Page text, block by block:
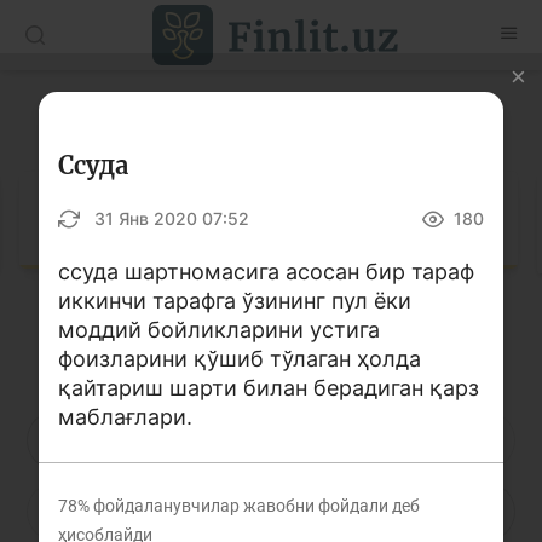
Рус
Мақолалар
Ўқув қўлланмалар
Молиявий саводхонлик бўйича китоблар
Видео
Лойиҳалар
Фотогалерея
Луғат
Кирилл алифбоси Лотин алифбоси
Ё Ж З И Й К
Ссуда
31 Янв 2020 07:52 180
ссуда шартномасига асосан бир тараф
иккинчи тарафга ўзининг пул ёки
моддий бойликларини устига
фоизларини қўшиб тўлаган ҳолда
қайтариш шарти билан берадиган қарз
маблағлари.
78%фойдаланувчилар жавобни фойдали деб
ҳисоблайди